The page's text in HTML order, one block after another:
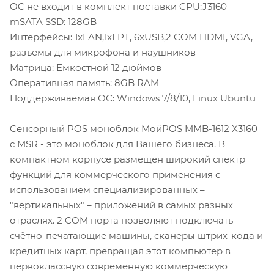
OC не входит в комплект поставки CPU:J3160
mSATA SSD: 128GB
Интерфейсы: 1xLAN,1xLPT, 6xUSB,2 COM HDMI, VGA,
разъемы для микрофона и наушников
Матрица: Емкостной 12 дюймов
Оперативная память: 8GB RAM
Поддерживаемая ОС: Windows 7/8/10, Linux Ubuntu
Сенсорный POS моноблок МойPOS MMB-1612 X3160
c MSR - это моноблок для Вашего бизнеса. В
компактном корпусе размещен широкий спектр
функций для коммерческого применения с
использованием специализированных –
"вертикальных" – приложений в самых разных
отраслях. 2 COM порта позволяют подключать
счётно-печатающие машины, сканеры штрих-кода и
кредитных карт, превращая этот компьютер в
первоклассную современную коммерческую